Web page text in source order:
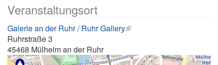
Veranstaltungsort
Galerie an der Ruhr / Ruhr Gallery
Ruhrstraße 3
45468 Mülheim an der Ruhr